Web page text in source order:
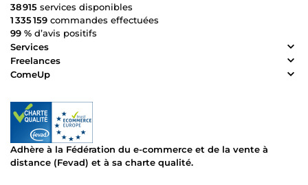
38 915 services disponibles
1 335 159 commandes effectuées
99 % d’avis positifs
Services
Freelances
ComeUp
Adhère à la Fédération du e-commerce et de la vente à
distance (Fevad) et à sa charte qualité.